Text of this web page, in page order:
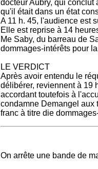
docteur Aubry, qui
qu'il était dans un état
A 11 h. 45, l'audience est
Elle est reprise à 14
Me Saby, du barreau de
dommages-intérêts pour
LE VERDICT
Après avoir entendu le
délibérer, reviennent à 19
accordant toutefois à
condamne Demangel aux
franc à titre die
On arrête une bande de